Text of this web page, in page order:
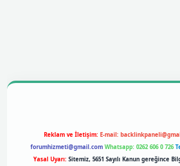
Reklam ve İletişim: E-mail:
forumhizmeti@gmail.com Whatsapp: 0262 606 0 726
Yasal Uyarı: Sitemiz, 5651 Sayılı Kanun gereğince